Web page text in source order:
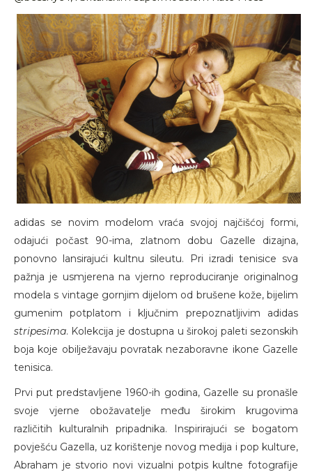
adidas se novim modelom vraća svojoj najčišćoj formi,
odajući počast 90-ima, zlatnom dobu Gazelle dizajna,
ponovno lansirajući kultnu sileutu. Pri izradi tenisice sva
pažnja je usmjerena na vjerno reproduciranje originalnog
modela s vintage gornjim dijelom od brušene kože, bijelim
gumenim potplatom i ključnim prepoznatljivim adidas
stripesima. Kolekcija je dostupna u širokoj paleti sezonskih
boja koje obilježavaju povratak nezaboravne ikone Gazelle
tenisica.
Prvi put predstavljene 1960-ih godina, Gazelle su pronašle
svoje vjerne obožavatelje među širokim krugovima
različitih kulturalnih pripadnika. Inspirirajući se bogatom
povješću Gazella, uz korištenje novog medija i pop kulture,
Abraham je stvorio novi vizualni potpis kultne fotografije